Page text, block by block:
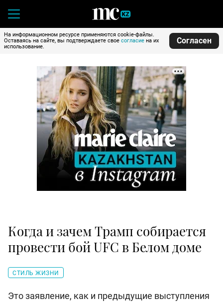
На информационном ресурсе применяются cookie-файлы.
Оставаясь на сайте, вы подтверждаете свое согласие на их
использование.
Согласен
Когда и зачем Трамп собирается
провести бой UFC в Белом доме
СТИЛЬ ЖИЗНИ
Это заявление, как и предыдущие выступления